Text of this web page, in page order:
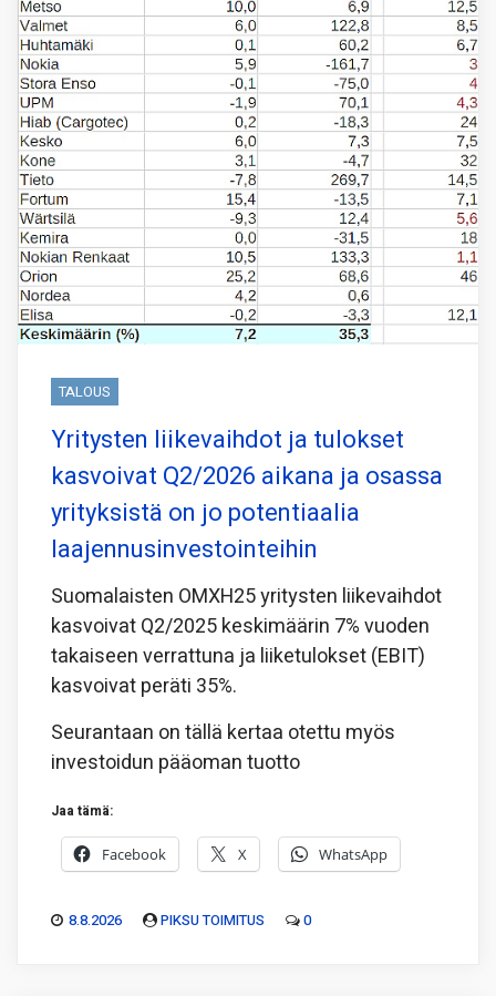
TALOUS
Yritysten liikevaihdot ja tulokset
kasvoivat Q2/2026 aikana ja osassa
yrityksistä on jo potentiaalia
laajennusinvestointeihin
Suomalaisten OMXH25 yritysten liikevaihdot
kasvoivat Q2/2025 keskimäärin 7% vuoden
takaiseen verrattuna ja liiketulokset (EBIT)
kasvoivat peräti 35%.
Seurantaan on tällä kertaa otettu myös
investoidun pääoman tuotto
Jaa tämä:
Facebook X WhatsApp
8.8.2026 PIKSU TOIMITUS 0